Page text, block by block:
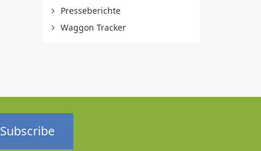
Presseberichte
Waggon Tracker
Subscribe